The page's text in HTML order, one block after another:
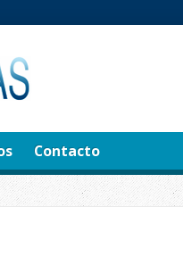
Contacto